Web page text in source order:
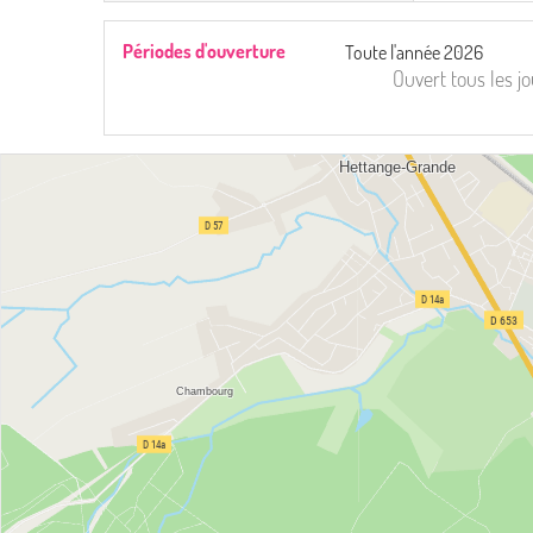
Périodes d'ouverture Toute l'année 2026
Ouvert tous les